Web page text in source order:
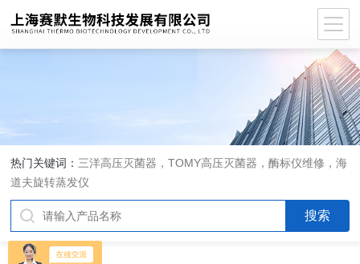
热门关键词： 三洋高压灭菌器，TOMY高压灭菌器，酶标仪维修，海
道夫旋转蒸发仪